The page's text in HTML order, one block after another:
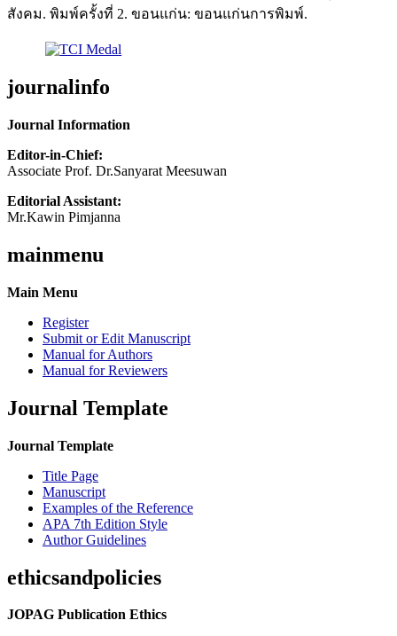
สังคม. พิมพ์ครั้งที่ 2. ขอนแก่น: ขอนแก่นการพิมพ์.
journalinfo
Journal Information
Editor-in-Chief:
Associate Prof. Dr.Sanyarat Meesuwan
Editorial Assistant:
Mr.Kawin Pimjanna
mainmenu
Main Menu
Register
Submit or Edit Manuscript
Manual for Authors
Manual for Reviewers
Journal Template
Journal Template
Title Page
Manuscript
Examples of the Reference
APA 7th Edition Style
Author Guidelines
ethicsandpolicies
JOPAG Publication Ethics